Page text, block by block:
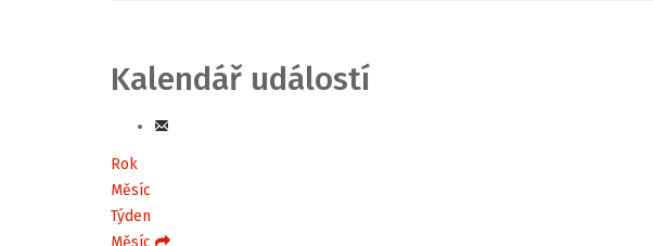
Kalendář událostí
Rok
Měsíc
Týden
Měsíc